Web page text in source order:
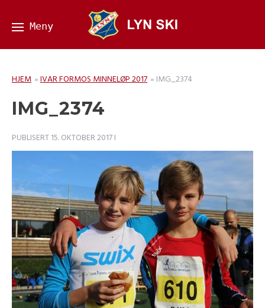
HJEM »IVAR FORMOS MINNELØP 2017 » IMG_2374
IMG_2374
PUBLISERT15. OKTOBER 2017I